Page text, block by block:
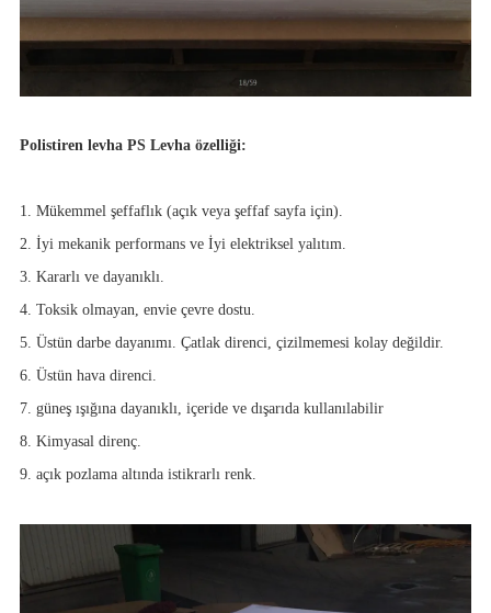
Polistiren levha PS Levha özelliği:
1. Mükemmel şeffaflık (açık veya şeffaf sayfa için).
2. İyi mekanik performans ve İyi elektriksel yalıtım.
3. Kararlı ve dayanıklı.
4. Toksik olmayan, envie çevre dostu.
5. Üstün darbe dayanımı. Çatlak direnci, çizilmemesi kolay değildir.
6. Üstün hava direnci.
7. güneş ışığına dayanıklı, içeride ve dışarıda kullanılabilir
8. Kimyasal direnç.
9. açık pozlama altında istikrarlı renk.